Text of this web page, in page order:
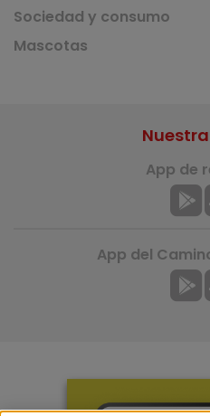
Sociedad y consumo
Mascotas
App de
App del